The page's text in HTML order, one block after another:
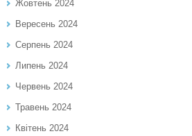
Жовтень 2024
Вересень 2024
Серпень 2024
Липень 2024
Червень 2024
Травень 2024
Квітень 2024